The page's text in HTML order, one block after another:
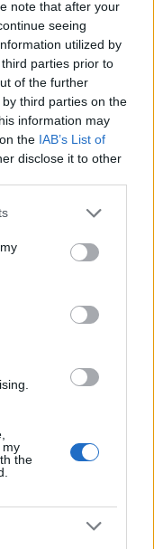
note that after your
seeing
utilized by
parties prior to
of the further
third parties on the
information may
the IAB’s List of
disclose it to other
or more Google
You may click to
third-party tags to
in below Google
my
the
η κολπική
κατά 36%.
άνω των 70 ετών
μεταξύ